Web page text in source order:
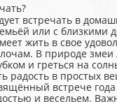
встречать в
или с близкими
жить в свое
В природе
и греться на
радость в простых
встрече
и весельем.